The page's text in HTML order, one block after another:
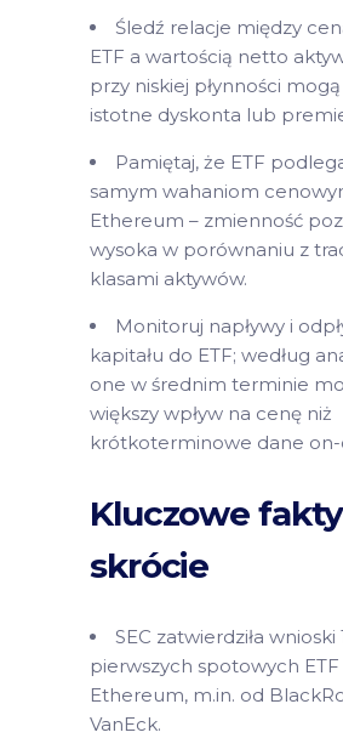
Śledź relacje między
ETF a wartością netto
przy niskiej płynności
istotne dyskonta lub
Pamiętaj, że ETF
samym wahaniom
Ethereum – zmienność
wysoka w porównaniu z
klasami aktywów.
Monitoruj napływy i
kapitału do ETF; według
one w średnim terminie
większy wpływ na cenę niż
krótkoterminowe dane on-
Kluczowe
skrócie
SEC zatwierdziła
pierwszych spotowych ETF
Ethereum, m.in. od
VanEck.